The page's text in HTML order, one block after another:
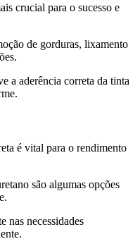
crucial para o sucesso e
de gorduras, lixamento
a aderência correta da tinta
é vital para o rendimento
são algumas opções
nas necessidades